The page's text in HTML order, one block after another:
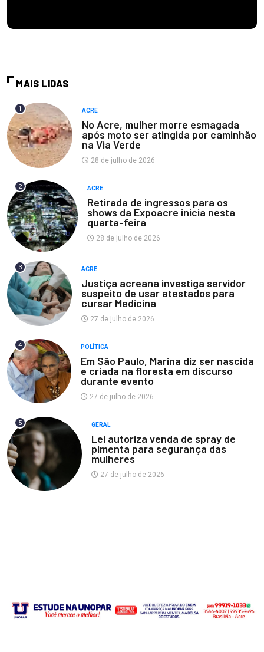
MAIS LIDAS
1 ACRE
No Acre, mulher morre esmagada
após moto ser atingida por caminhão
na Via Verde
28 de julho de 2026
2 ACRE
Retirada de ingressos para os
shows da Expoacre inicia nesta
quarta-feira
28 de julho de 2026
3 ACRE
Justiça acreana investiga servidor
suspeito de usar atestados para
cursar Medicina
27 de julho de 2026
4 POLÍTICA
Em São Paulo, Marina diz ser nascida
e criada na floresta em discurso
durante evento
27 de julho de 2026
5 GERAL
Lei autoriza venda de spray de
pimenta para segurança das
mulheres
27 de julho de 2026